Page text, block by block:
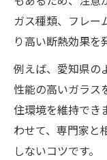
り
美しさ
方法
注文住
デザイ
注文住
愛知県で注
ガス種類、フレー
り高い断熱効果を
例えば、愛知県の
性能の高いガラス
住環境を維持でき
わせて、専門家と
しないコツです。